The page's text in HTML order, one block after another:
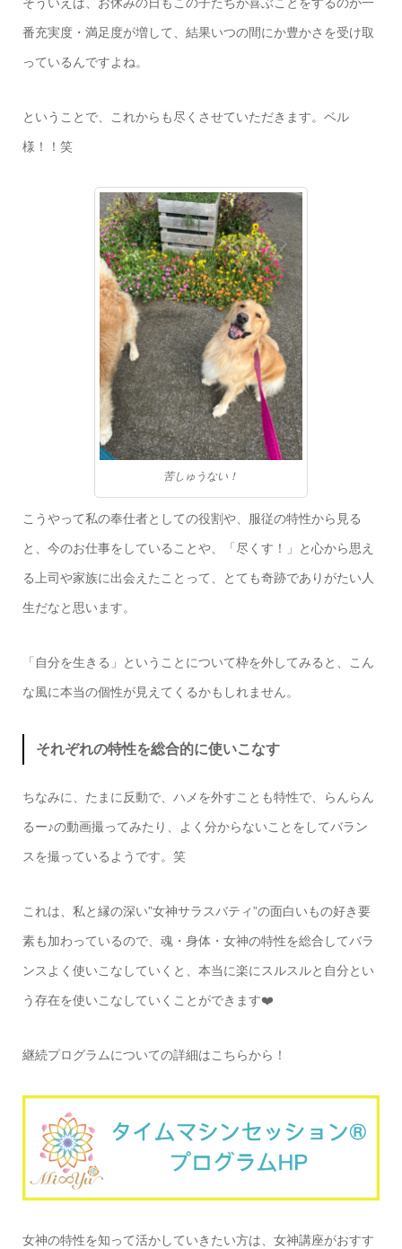
そういえば、お休みの日もこの子たちが喜ぶことをするのが一
番充実度・満足度が増して、結果いつの間にか豊かさを受け取
っているんですよね。
ということで、これからも尽くさせていただきます。ベル
様！！笑
苦しゅうない！
こうやって私の奉仕者としての役割や、服従の特性から見る
と、今のお仕事をしていることや、「尽くす！」と心から思え
る上司や家族に出会えたことって、とても奇跡でありがたい人
生だなと思います。
「自分を生きる」ということについて枠を外してみると、こん
な風に本当の個性が見えてくるかもしれません。
それぞれの特性を総合的に使いこなす
ちなみに、たまに反動で、ハメを外すことも特性で、らんらん
るー♪の動画撮ってみたり、よく分からないことをしてバラン
スを撮っているようです。笑
これは、私と縁の深い”女神サラスバティ”の面白いもの好き要
素も加わっているので、魂・身体・女神の特性を総合してバラ
ンスよく使いこなしていくと、本当に楽にスルスルと自分とい
う存在を使いこなしていくことができます❤️
継続プログラムについての詳細はこちらから！
女神の特性を知って活かしていきたい方は、女神講座がおすす